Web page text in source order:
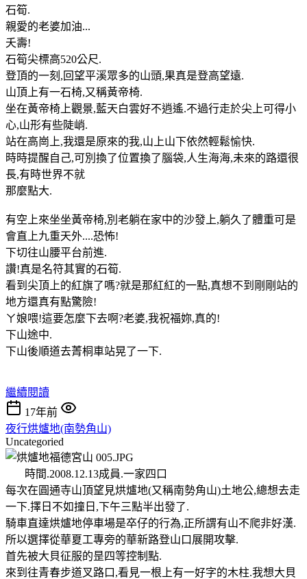
石筍.
親愛的老婆加油...
夭壽!
石筍尖標高520公尺.
登頂的一刻,回望平溪眾多的山頭,果真是登高望遠.
山頂上有一石椅,又稱黃帝椅.
坐在黃帝椅上觀景,藍天白雲好不逍遙.不過行走於尖上可得小
心,山形有些陡峭.
站在高崗上,我還是原來的我,山上山下依然輕鬆愉快.
時時提醒自己,可別換了位置換了腦袋,人生海海,未來的路還很
長,有時世界不就
那麼點大.
有空上來坐坐黃帝椅,別老躺在家中的沙發上,躺久了體重可是
會直上九重天外....恐怖!
下切往山腰平台前進.
讚!真是名符其實的石筍.
看到尖頂上的紅旗了嗎?就是那紅紅的一點,真想不到剛剛站的
地方還真有點驚險!
ㄚ娘喂!這要怎麼下去啊?老婆,我祝福妳,真的!
下山途中.
下山後順道去菁桐車站晃了一下.
繼續閱讀
17年前
夜行烘爐地(南勢角山)
Uncategoried
時間.2008.12.13成員.一家四口
每次在圓通寺山頂望見烘爐地(又稱南勢角山)土地公,總想去走
一下.擇日不如撞日,下午三點半出發了.
騎車直達烘爐地停車場是卒仔的行為,正所謂有山不爬非好漢.
所以選擇從華夏工專旁的華新路登山口展開攻擊.
首先被大貝征服的昰四等控制點.
來到往青春步道叉路口,看見一根上有一好字的木柱.我想大貝